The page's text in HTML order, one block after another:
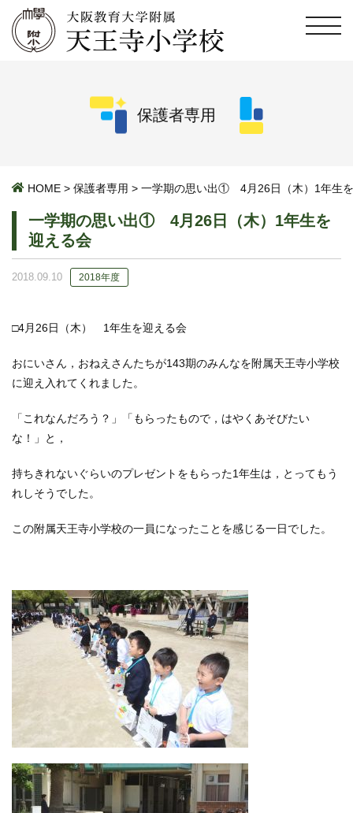
保護者専用
HOME > 保護者専用 > 一学期の思い出① 4月26日（木）1年生
一学期の思い出① 4月26日（木）1年生を
迎える会
2018.09.10 2018年度
□4月26日（木） 1年生を迎える会
おにいさん，おねえさんたちが143期のみんなを附属天王寺小学校
に迎え入れてくれました。
「これなんだろう？」「もらったもので，はやくあそびたい
な！」と，
持ちきれないぐらいのプレゼントをもらった1年生は，とってもう
れしそうでした。
この附属天王寺小学校の一員になったことを感じる一日でした。